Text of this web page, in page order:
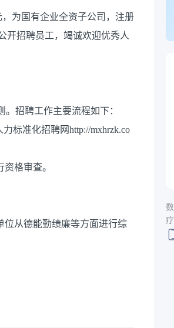
为国有企业全资子公司，注册
开招聘员工，竭诚欢迎优秀人
招聘工作主要流程如下：
标准化招聘网http://mxhrzk.co
格审查。
位从德能勤绩廉等方面进行综